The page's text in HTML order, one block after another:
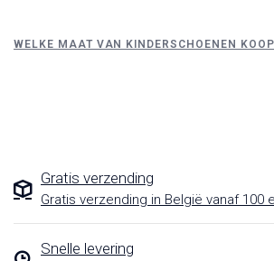
WELKE MAAT VAN KINDERSCHOENEN
Gratis verzending
Gratis verzending in België vanaf 100
Snelle levering